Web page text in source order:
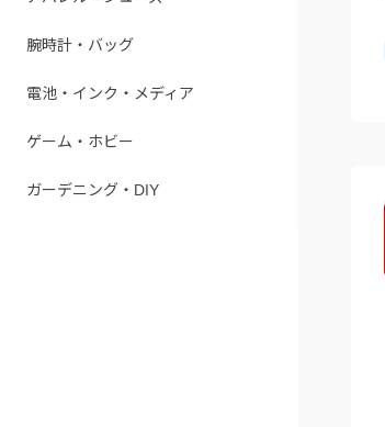
腕時計・バッグ
電池・インク・メディア
ゲーム・ホビー
ガーデニング・DIY